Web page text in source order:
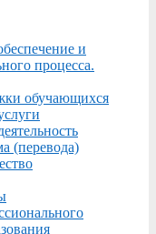
и
процесса.
обучающихся
(перевода)